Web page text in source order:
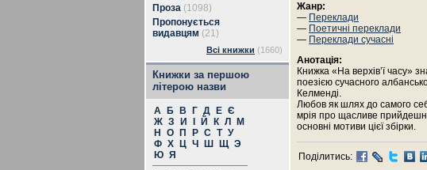
Проза (1098)
Пропонується
видавцям (21)
Всі книжки (1660)
Книжки за першою
літерою назви
А Б В Г Д Е Є
Ж З И Й К Л
М
Н
О П Р С Т У
Ф Х Ц Ч Ш Щ Э
Ю Я
Жанр:
— Переклади
— Поетичні переклади
— Переклади сучасні
Анотація:
Книжка «На верхів’ї часу»
поезією сучасного
Келменді.
Любов як шлях до самого
мрія про щасливе
основні мотиви цієї збірки.
Поділитись: